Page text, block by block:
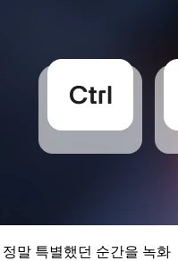
정말 특별했던 순간을 녹화